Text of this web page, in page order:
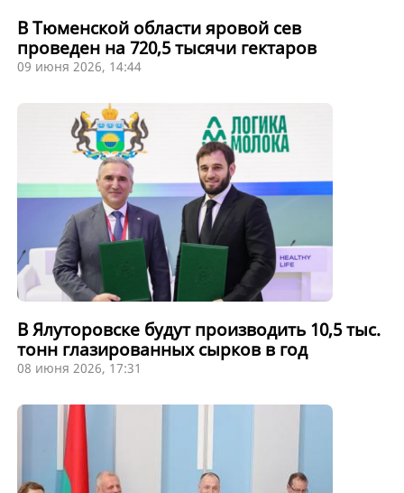
В Тюменской области яровой сев
проведен на 720,5 тысячи гектаров
09 июня 2026, 14:44
В Ялуторовске будут производить 10,5 тыс.
тонн глазированных сырков в год
08 июня 2026, 17:31